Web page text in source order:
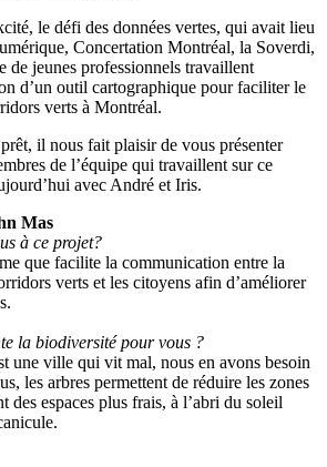
, le défi des données vertes, qui avait lieu
Concertation Montréal, la Soverdi,
de jeunes professionnels travaillent
d’un outil cartographique pour faciliter le
verts à Montréal.
il nous fait plaisir de vous présenter
de l’équipe qui travaillent sur ce
avec André et Iris.
Mas
à ce projet?
que facilite la communication entre la
verts et les citoyens afin d’améliorer
la biodiversité pour vous ?
une ville qui vit mal, nous en avons besoin
les arbres permettent de réduire les zones
des espaces plus frais, à l’abri du soleil